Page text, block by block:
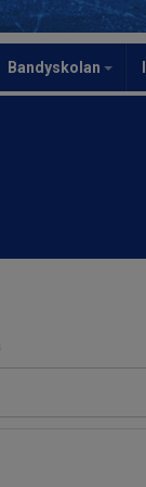
Bandyskolan